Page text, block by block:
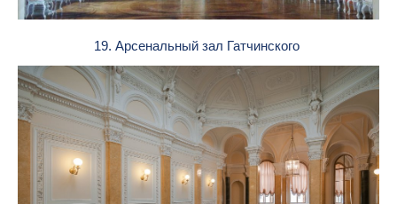
19. Арсенальный зал Гатчинского